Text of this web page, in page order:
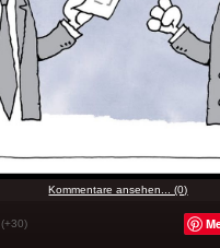
Kommentare ansehen... (0)
(+30)